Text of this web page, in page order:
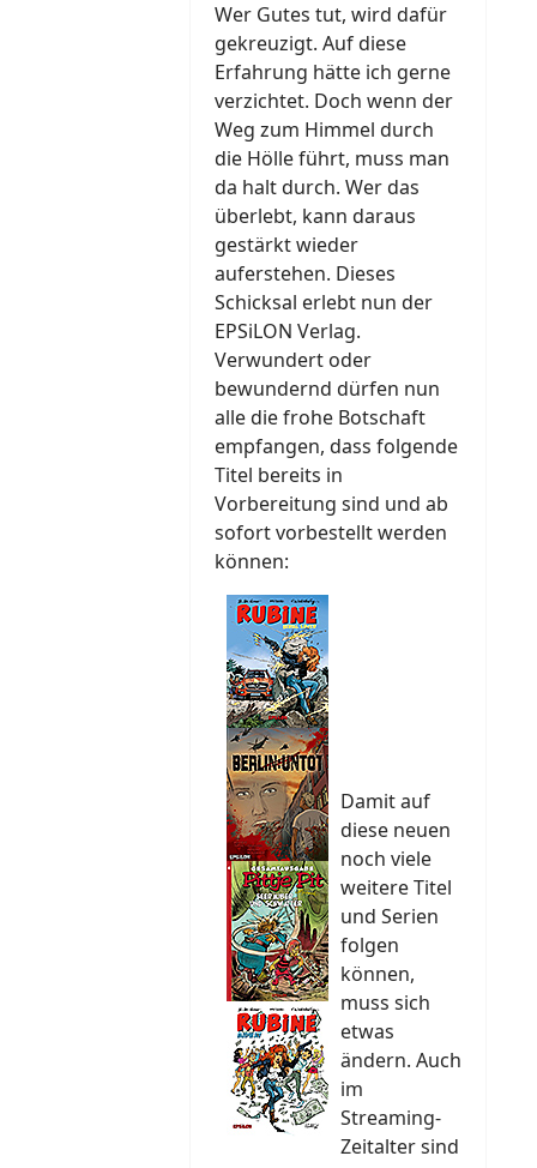
Wer Gutes tut, wird dafür
gekreuzigt. Auf diese
Erfahrung hätte ich gerne
verzichtet. Doch wenn der
Weg zum Himmel durch
die Hölle führt, muss man
da halt durch. Wer das
überlebt, kann daraus
gestärkt wieder
auferstehen. Dieses
Schicksal erlebt nun der
EPSiLON Verlag.
Verwundert oder
bewundernd dürfen nun
alle die frohe Botschaft
empfangen, dass folgende
Titel bereits in
Vorbereitung sind und ab
sofort vorbestellt werden
können:
Damit auf
diese neuen
noch viele
weitere Titel
und Serien
folgen
können,
muss sich
etwas
ändern. Auch
im
Streaming-
Zeitalter sind